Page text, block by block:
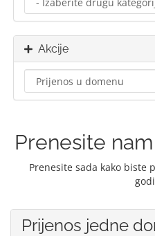
Akcije
Prenesite
Prenesite sada kako biste
Prijenos jedne